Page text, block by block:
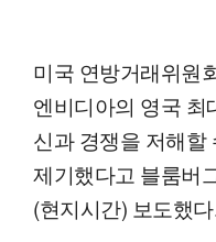
미국 연방거래위원
엔비디아의 영국 최
신과 경쟁을 저해할
제기했다고 블룸버
(현지시간) 보도했